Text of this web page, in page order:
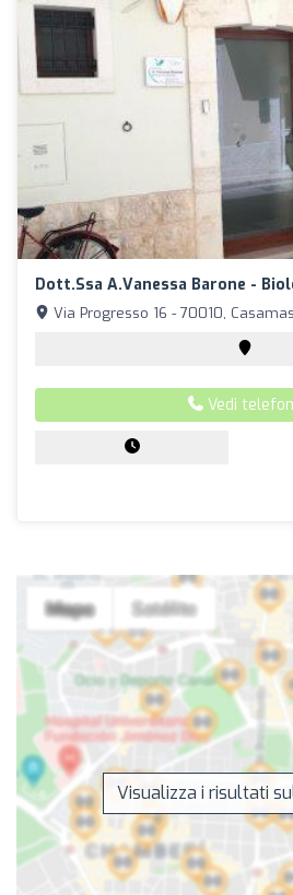
Dott.ssa A.Vanessa Barone -
Via Progresso 16 - 70010,
Vedi
Visualizza i risultati